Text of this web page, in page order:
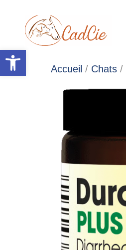
Ouvrir la barre d’outils
Accueil / Chats /